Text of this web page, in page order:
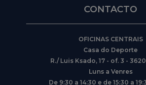
CONTACTO
OFICINAS CENTRAIS
Casa do Deporte
R./ Luis Ksado, 17 - of. 3 -
Luns a Venres
De 9:30 a 14:30 e de 15:30 a